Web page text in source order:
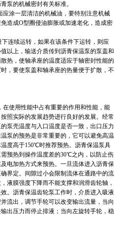
泵的机械密封有关标准。
涂一层清洁的机械油，要特别注意机械
造成O型圈侵油膨胀或加速老化，造成密
连续运转，如果在该条件下运转，则应
以上，输送介质传到沥青保温泵的泵盖和
热，使轴承座的温度适应于轴密封性能的
，要使泵盖和轴承座的热量便于扩散，不
使用性能中占有重要的作用和性能，能
照实际的发展趋势进行良好的发展。经常
泵壳温度与入口温度是否一致，出口压力
泵的预热是非常重要的，它可以避免高温
度高于150℃时推荐预热。沥青保温泵具
预热到操作温度差的30℃之内，以防止伤
电加热方式来预热。一旦流体进入沥青保
界定。间隙过小会限制流体在通路中的流
液膜强度下降而不能支撑和润滑齿轮轴，
。沥青保温齿轮泵工作时，介质进入吸液
流出，调节手轮可以改变输出流量，当向
出压力而停止排液；当向左旋转手轮，稳